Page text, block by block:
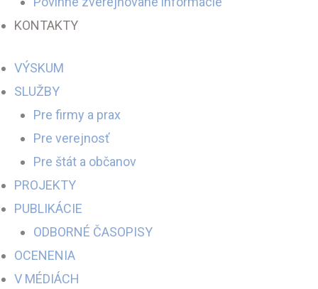
KONTAKTY
VÝSKUM
SLUŽBY
Pre firmy a prax
Pre verejnosť
Pre štát a občanov
PROJEKTY
PUBLIKÁCIE
ODBORNÉ ČASOPISY
OCENENIA
V MÉDIÁCH